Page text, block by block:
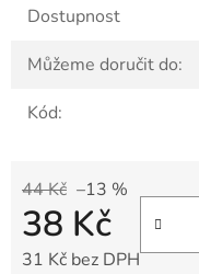
Dostupnost
Můžeme doručit do:
Kód:
44 Kč –13 %
38 Kč
31 Kč bez DPH